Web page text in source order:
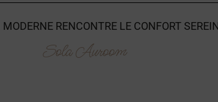
MODERNE RENCONTRE LE CONFORT
Sola Auroom